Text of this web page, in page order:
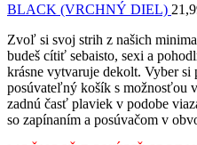
BLACK (VRCHNÝ DIEL)
Zvoľ si svoj strih z našich
budeš cítiť sebaisto, sexi a
krásne vytvaruje dekolt. Vyber
posúvateľný košík s možnosťou
zadnú časť plaviek v podobe
so zapínaním a posúvačom v